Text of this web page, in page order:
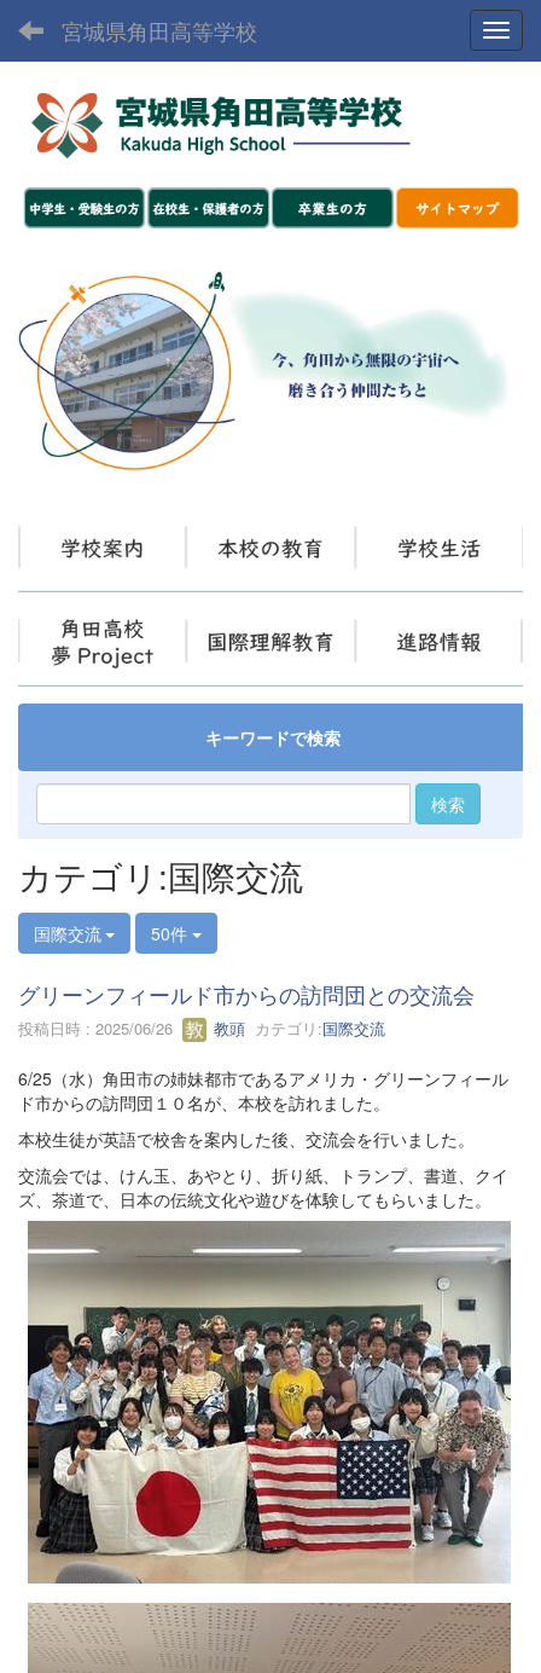
宮城県角田高等学校
キーワードで検索
検索
カテゴリ:国際交流
国際交流 50件
グリーンフィールド市からの訪問団との交流会
投稿日時 : 2025/06/26 教頭 カテゴリ:国際交流
6/25（水）角田市の姉妹都市であるアメリカ・グリーンフィール
ド市からの訪問団１０名が、本校を訪れました。
本校生徒が英語で校舎を案内した後、交流会を行いました。
交流会では、けん玉、あやとり、折り紙、トランプ、書道、クイ
ズ、茶道で、日本の伝統文化や遊びを体験してもらいました。